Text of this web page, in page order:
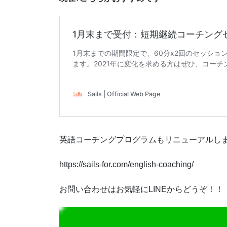
英語コーチングプログラムもリニューアルし
https://sails-for.com/english-coaching/
お問い合わせはお気軽にLINEからどうぞ！！